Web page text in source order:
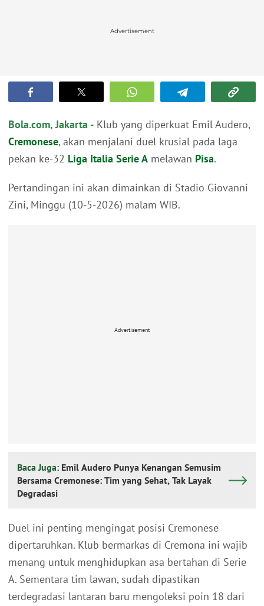
Advertisement
Bola.com, Jakarta - Klub yang diperkuat Emil Audero,
Cremonese, akan menjalani duel krusial pada laga
pekan ke-32 Liga Italia Serie A melawan Pisa.
Pertandingan ini akan dimainkan di Stadio Giovanni
Zini, Minggu (10-5-2026) malam WIB.
Advertisement
Baca Juga: Emil Audero Punya Kenangan Semusim
Bersama Cremonese: Tim yang Sehat, Tak Layak
Degradasi
Duel ini penting mengingat posisi Cremonese
dipertaruhkan. Klub bermarkas di Cremona ini wajib
menang untuk menghidupkan asa bertahan di Serie
A. Sementara tim lawan, sudah dipastikan
terdegradasi lantaran baru mengoleksi poin 18 dari